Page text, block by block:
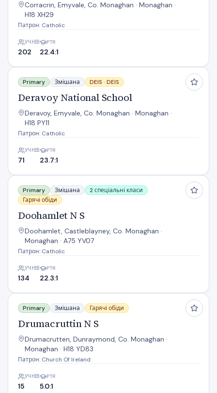
Corracrin, Emyvale, Co. Monaghan · Monaghan ·
H18 XH29
Патрон: Catholic
УЧНІВ
202
PTR
22.4:1
Deravoy National School
Primary Змішана DEIS · DEIS
Deravoy National School
Deravoy, Emyvale, Co. Monaghan · Monaghan ·
H18 PY11
Патрон: Catholic
УЧНІВ
71
PTR
23.7:1
Doohamlet N S
Primary Змішана
2 спеціальні класи
Гарячі обіди
Doohamlet N S
Doohamlet, Castleblayney, Co. Monaghan ·
Monaghan · A75 YV07
Патрон: Catholic
УЧНІВ
134
PTR
22.3:1
Drumacruttin N S
Primary Змішана Гарячі обіди
Drumacruttin N S
Drumacrutten, Dunraymond, Co. Monaghan ·
Monaghan · H18 YD83
Патрон: Church Of Ireland
УЧНІВ
15
PTR
5.0:1